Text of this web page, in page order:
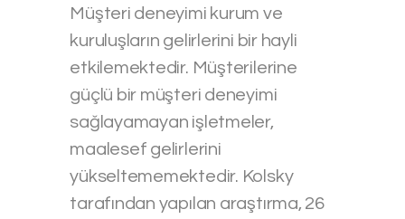
Müşteri deneyimi kurum ve
kuruluşların gelirlerini bir hayli
etkilemektedir. Müşterilerine
güçlü bir müşteri deneyimi
sağlayamayan işletmeler,
maalesef gelirlerini
yükseltememektedir. Kolsky
tarafından yapılan araştırma, 26